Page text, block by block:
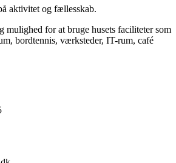
aktivitet og fællesskab.
mulighed for at bruge husets faciliteter som
bordtennis, værksteder, IT-rum, café